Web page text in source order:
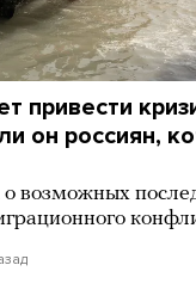
привести
он россиян,
возможных